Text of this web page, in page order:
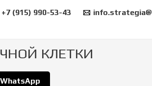
+7 (915) 990-53-43
КЛЕТКИ